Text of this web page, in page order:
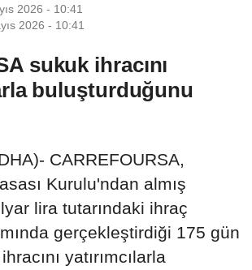
2026 - 10:41
2026 - 10:41
sukuk ihracını
buluşturduğunu
CARREFOURSA,
Kurulu'ndan almış
lira tutarındaki ihraç
gerçekleştirdiği 175 gün
yatırımcılarla